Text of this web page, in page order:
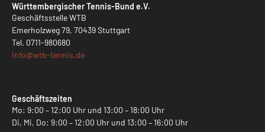
Württembergischer Tennis-Bund e.V.
Geschäftsstelle WTB
Emerholzweg 79, 70439 Stuttgart
Tel. 0711-980680
info@wtb-tennis.de
Geschäftszeiten
Mo: 9:00 – 12:00 Uhr und 13:00 – 18:00 Uhr
Di, Mi, Do: 9:00 – 12:00 Uhr und 13:00 – 16:00 Uhr